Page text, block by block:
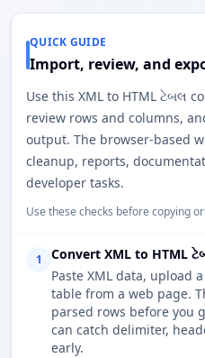
QUICK GUIDE
Import, review, and
Use this XML to HTML ટેબલ
review rows and columns,
output. The browser-based
cleanup, reports,
developer tasks.
Use these checks before copying
1
Convert XML to HTML
Paste XML data, upload
table from a web page.
parsed rows before you
can catch delimiter,
early.